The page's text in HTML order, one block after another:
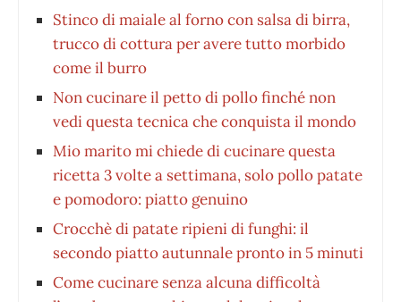
Stinco di maiale al forno con salsa di birra,
trucco di cottura per avere tutto morbido
come il burro
Non cucinare il petto di pollo finché non
vedi questa tecnica che conquista il mondo
Mio marito mi chiede di cucinare questa
ricetta 3 volte a settimana, solo pollo patate
e pomodoro: piatto genuino
Crocchè di patate ripieni di funghi: il
secondo piatto autunnale pronto in 5 minuti
Come cucinare senza alcuna difficoltà